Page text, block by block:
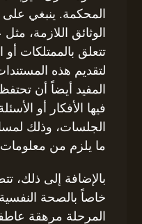
المحكمة. ينبغي
الوثائق اللازمة،
تتعلق بالممتلكات
لتقديم هذه
المفيد أيضاً أن
فيها الأفكار أو
الجلسات، وذلك
ما يلزم من
بالإضافة إلى ذلك،
خاصاً بالصحة
المرحلة مرهقة